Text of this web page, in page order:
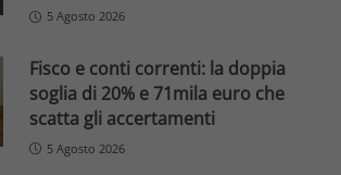
5 Agosto 2026
Fisco e conti correnti: la doppia
soglia di 20% e 71mila euro che
scatta gli accertamenti
5 Agosto 2026